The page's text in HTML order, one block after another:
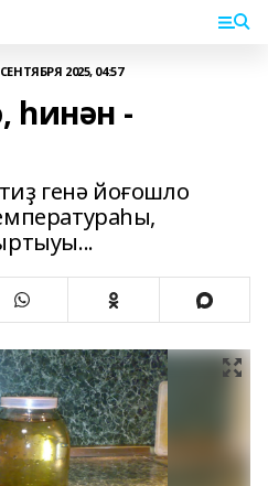
2025, 04:57
һинән -
генә йоғошло